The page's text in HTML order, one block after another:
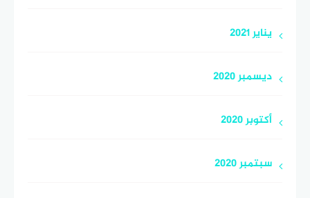
يناير 2021
ديسمبر 2020
أكتوبر 2020
سبتمبر 2020